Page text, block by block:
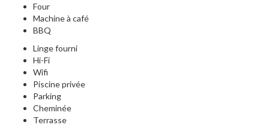
Four
Machine à café
BBQ
Linge fourni
Hi-Fi
Wifi
Piscine privée
Parking
Cheminée
Terrasse